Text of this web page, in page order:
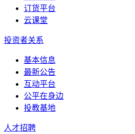
订货平台
云课堂
投资者关系
基本信息
最新公告
互动平台
公平在身边
投教基地
人才招聘